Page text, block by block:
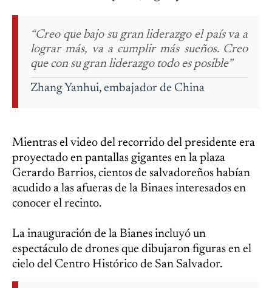
“Creo que bajo su gran liderazgo el país va a
lograr más, va a cumplir más sueños. Creo
que con su gran liderazgo todo es posible”
Zhang Yanhui, embajador de China
Mientras el video del recorrido del presidente era
proyectado en pantallas gigantes en la plaza
Gerardo Barrios, cientos de salvadoreños habían
acudido a las afueras de la Binaes interesados en
conocer el recinto.
La inauguración de la Bianes incluyó un
espectáculo de drones que dibujaron figuras en el
cielo del Centro Histórico de San Salvador.